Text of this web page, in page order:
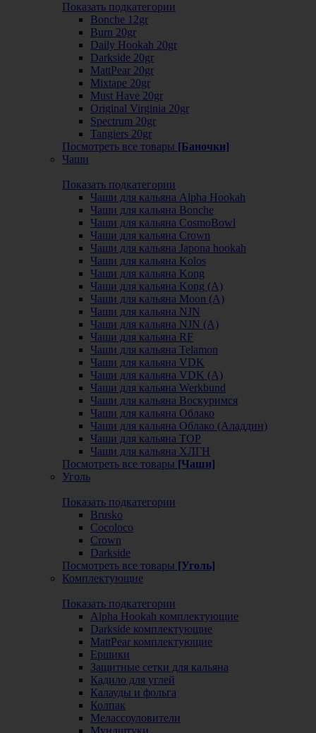
Показать подкатегории
Bonche 12gr
Burn 20gr
Daily Hookah 20gr
Darkside 20gr
MattPear 20gr
Mixtape 20gr
Must Have 20gr
Original Virginia 20gr
Spectrum 20gr
Tangiers 20gr
Посмотреть все товары [Баночки]
Чаши
Показать подкатегории
Чаши для кальяна Alpha Hookah
Чаши для кальяна Bonche
Чаши для кальяна CosmoBowl
Чаши для кальяна Crown
Чаши для кальяна Japona hookah
Чаши для кальяна Kolos
Чаши для кальяна Kong
Чаши для кальяна Kong (A)
Чаши для кальяна Moon (А)
Чаши для кальяна NJN
Чаши для кальяна NJN (А)
Чаши для кальяна RF
Чаши для кальяна Telamon
Чаши для кальяна VDK
Чаши для кальяна VDK (А)
Чаши для кальяна Werkbund
Чаши для кальяна Воскуримся
Чаши для кальяна Облако
Чаши для кальяна Облако (Аладдин)
Чаши для кальяна ТОР
Чаши для кальяна ХЛГН
Посмотреть все товары [Чаши]
Уголь
Показать подкатегории
Brusko
Cocoloco
Crown
Darkside
Посмотреть все товары [Уголь]
Комплектующие
Показать подкатегории
Alpha Hookah комплектующие
Darkside комплектующие
MattPear комплектующие
Ершики
Защитные сетки для кальяна
Кадило для углей
Калауды и фольга
Колпак
Мелассоуловители
Мундштуки